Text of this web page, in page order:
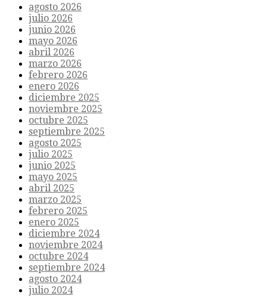
agosto 2026
julio 2026
junio 2026
mayo 2026
abril 2026
marzo 2026
febrero 2026
enero 2026
diciembre 2025
noviembre 2025
octubre 2025
septiembre 2025
agosto 2025
julio 2025
junio 2025
mayo 2025
abril 2025
marzo 2025
febrero 2025
enero 2025
diciembre 2024
noviembre 2024
octubre 2024
septiembre 2024
agosto 2024
julio 2024